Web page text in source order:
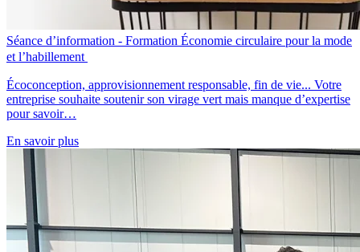
Séance d’information - Formation Économie circulaire pour la mode
et l’habillement
Écoconception, approvisionnement responsable, fin de vie... Votre
entreprise souhaite soutenir son virage vert mais manque d’expertise
pour savoir…
En savoir plus